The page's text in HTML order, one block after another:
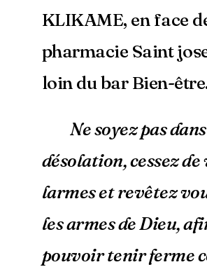
KLIKAME, en face
pharmacie Saint
loin du bar Bien-
Ne soyez pas
désolation, cessez de
larmes et revêtez
les armes de Dieu,
pouvoir tenir ferme